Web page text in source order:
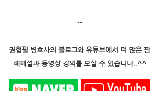
--
권형필 변호사의 블로그와 유튜브에서 더 많은 판
례해설과 동영상 강의를 보실 수 있습니다..^^